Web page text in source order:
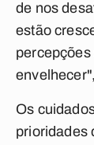
de nos
estão
Os
prioridades